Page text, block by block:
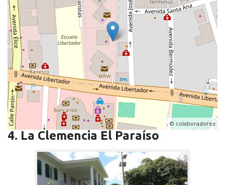
, © colaboradores
4. La Clemencia El Paraíso